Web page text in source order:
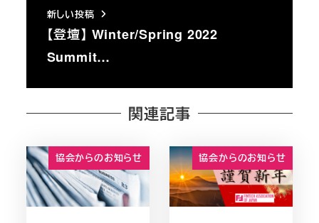
新しい投稿
【登壇】 Winter/Spring 2022
Summit…
関連記事
協会からのお知らせ 協会からのお知らせ